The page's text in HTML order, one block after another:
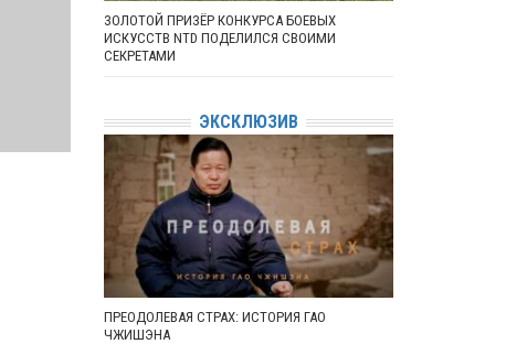
ЗОЛОТОЙ ПРИЗЁР КОНКУРСА БОЕВЫХ
ИСКУССТВ NTD ПОДЕЛИЛСЯ СВОИМИ
СЕКРЕТАМИ
ЭКСКЛЮЗИВ
ПРЕОДОЛЕВАЯ СТРАХ: ИСТОРИЯ ГАО
ЧЖИШЭНА